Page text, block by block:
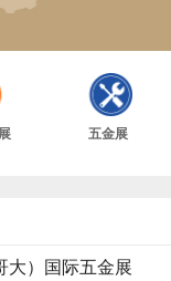
五金展
大）国际五金展